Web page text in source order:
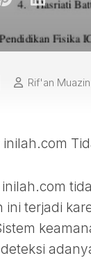
Rif'an Muazin
inilah.com
ini terjadi